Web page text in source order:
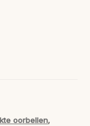
oorbellen,